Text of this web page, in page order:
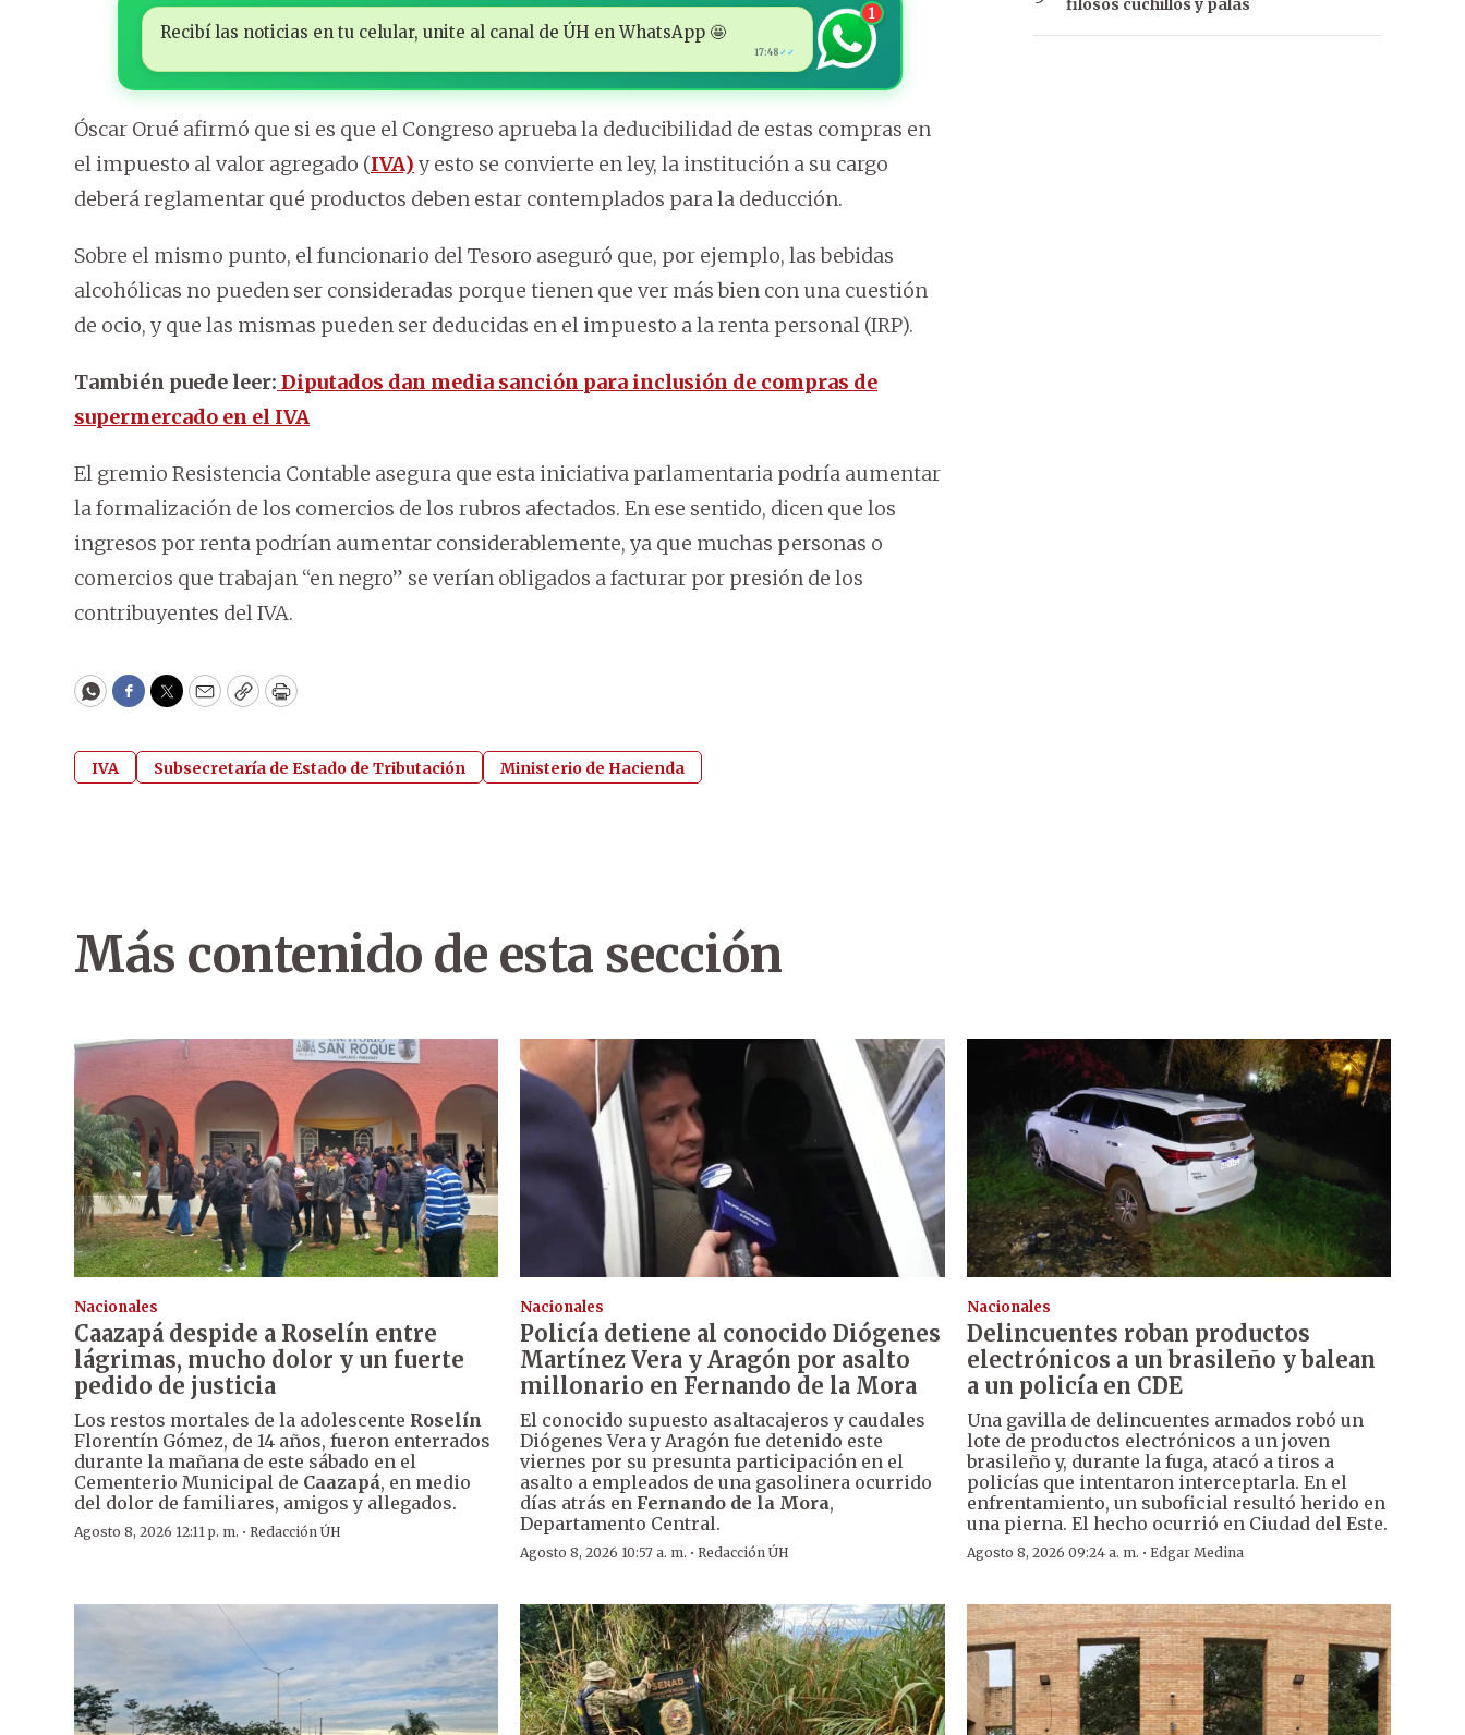
Recibí las noticias en tu celular, unite al canal de ÚH en WhatsApp 🤩
17:48 ✓✓
1
Óscar Orué afirmó que si es que el Congreso aprueba la deducibilidad de estas compras en
el impuesto al valor agregado (IVA) y esto se convierte en ley, la institución a su cargo
deberá reglamentar qué productos deben estar contemplados para la deducción.
Sobre el mismo punto, el funcionario del Tesoro aseguró que, por ejemplo, las bebidas
alcohólicas no pueden ser consideradas porque tienen que ver más bien con una cuestión
de ocio, y que las mismas pueden ser deducidas en el impuesto a la renta personal (IRP).
También puede leer: Diputados dan media sanción para inclusión de compras de
supermercado en el IVA
El gremio Resistencia Contable asegura que esta iniciativa parlamentaria podría aumentar
la formalización de los comercios de los rubros afectados. En ese sentido, dicen que los
ingresos por renta podrían aumentar considerablemente, ya que muchas personas o
comercios que trabajan “en negro” se verían obligados a facturar por presión de los
contribuyentes del IVA.
WhatsApp
Facebook
Twitter
EmailCopyPrint
IVA Subsecretaría de Estado de Tributación Ministerio de Hacienda
filosos cuchillos y palas
Más contenido de esta sección
Nacionales
Caazapá despide a Roselín entre
lágrimas, mucho dolor y un fuerte
pedido de justicia
Los restos mortales de la adolescente Roselín
Florentín Gómez, de 14 años, fueron enterrados
durante la mañana de este sábado en el
Cementerio Municipal de Caazapá, en medio
del dolor de familiares, amigos y allegados.
Agosto 8, 2026 12:11 p. m. · Redacción ÚH
Nacionales
Policía detiene al conocido Diógenes
Martínez Vera y Aragón por asalto
millonario en Fernando de la Mora
El conocido supuesto asaltacajeros y caudales
Diógenes Vera y Aragón fue detenido este
viernes por su presunta participación en el
asalto a empleados de una gasolinera ocurrido
días atrás en Fernando de la Mora,
Departamento Central.
Agosto 8, 2026 10:57 a. m. ·Redacción ÚH
Nacionales
Delincuentes roban productos
electrónicos a un brasileño y balean
a un policía en CDE
Una gavilla de delincuentes armados robó un
lote de productos electrónicos a un joven
brasileño y, durante la fuga, atacó a tiros a
policías que intentaron interceptarla. En el
enfrentamiento, un suboficial resultó herido en
una pierna. El hecho ocurrió en Ciudad del Este.
Agosto 8, 2026 09:24 a. m. · Edgar Medina